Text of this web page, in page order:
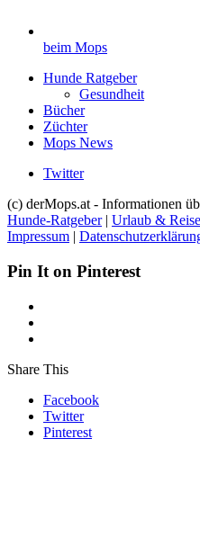
beim Mops
Hunde Ratgeber
Gesundheit
Bücher
Züchter
Mops News
Twitter
(c) derMops.at - Informationen
Hunde-Ratgeber| Urlaub & Reise
Impressum |
Pin It on Pinterest
Share This
Facebook
Twitter
Pinterest